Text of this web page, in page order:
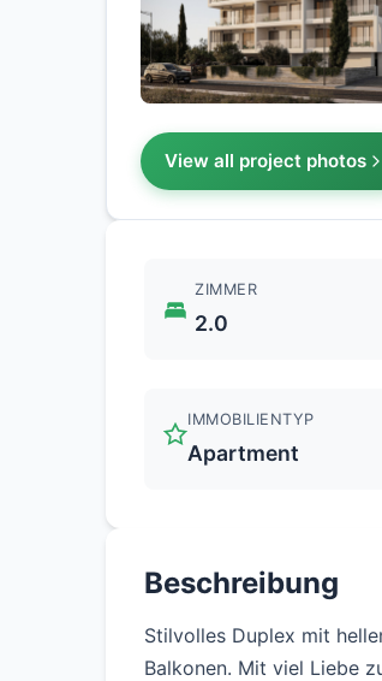
View all project photos
ZIMMER
2.0
IMMOBILIENTYP
Apartment
Beschreibung
Stilvolles Duplex mit
Balkonen. Mit viel Liebe